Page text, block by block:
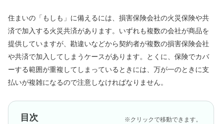
住まいの「もしも」に備えるには、損害保険会社の火災保険や共
済で加入する火災共済があります。いずれも複数の会社が商品を
提供していますが、勘違いなどから契約者が複数の損害保険会社
や共済で加入してしまうケースがあります。とくに、保険でカバ
ーする範囲が重複してしまっているときには、万が一のときに支
払いが複雑になるので注意しなければなりません。
目次 ※クリックで移動できます。